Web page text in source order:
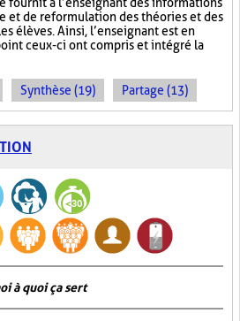
et de reformulation des théories et des
élèves. Ainsi, l’enseignant est en
ceux-ci ont compris et intégré la
Synthèse (19) Partage (13)
à quoi ça sert